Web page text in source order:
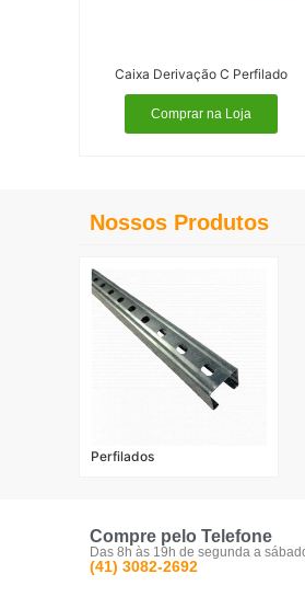
Caixa Derivação C Perfilado
Comprar na Loja
Nossos Produtos
Perfilados
Compre pelo Telefone
Das 8h às 19h de segunda a
(41) 3082-2692